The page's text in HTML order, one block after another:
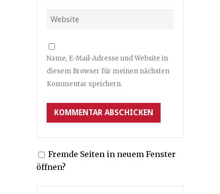
Name, E-Mail-Adresse und Website in
diesem Browser für meinen nächsten
Kommentar speichern.
Fremde Seiten in neuem Fenster
öffnen?